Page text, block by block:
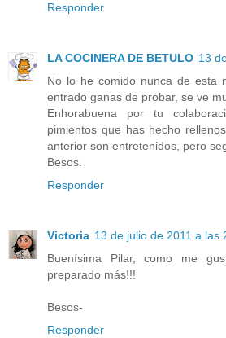
Responder
LA COCINERA DE BETULO 13
No lo he comido nunca de esta
entrado ganas de probar, se ve
Enhorabuena por tu
pimientos que has hecho
anterior son entretenidos, pero
Besos.
Responder
Victoria 13 de julio de 2011 a las
Buenísima Pilar, como me
preparado más!!!
Besos-
Responder